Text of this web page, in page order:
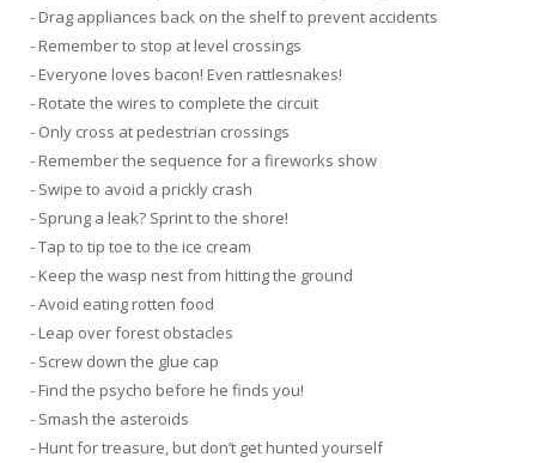
- Drag appliances back on the shelf to prevent accidents
- Remember to stop at level crossings
- Everyone loves bacon! Even rattlesnakes!
- Rotate the wires to complete the circuit
- Only cross at pedestrian crossings
- Remember the sequence for a fireworks show
- Swipe to avoid a prickly crash
- Sprung a leak? Sprint to the shore!
- Tap to tip toe to the ice cream
- Keep the wasp nest from hitting the ground
- Avoid eating rotten food
- Leap over forest obstacles
- Screw down the glue cap
- Find the psycho before he finds you!
- Smash the asteroids
- Hunt for treasure, but don’t get hunted yourself